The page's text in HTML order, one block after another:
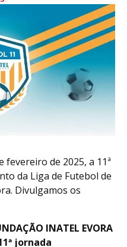
fevereiro de 2025, a 11ª
da Liga de Futebol de
Divulgamos os
INATEL EVORA
jornada